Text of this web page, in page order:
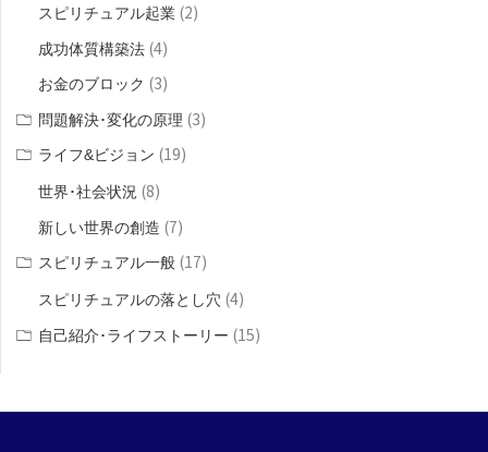
スピリチュアル起業 (2)
成功体質構築法 (4)
お金のブロック (3)
問題解決･変化の原理 (3)
ライフ&ビジョン (19)
世界･社会状況 (8)
新しい世界の創造 (7)
スピリチュアル一般 (17)
スピリチュアルの落とし穴 (4)
自己紹介･ライフストーリー (15)